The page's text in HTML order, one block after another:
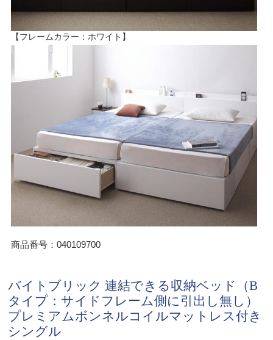
【フレームカラー：ホワイト】
商品番号：040109700
バイトブリック 連結できる収納ベッド（B
タイプ：サイドフレーム側に引出し無し）
プレミアムボンネルコイルマットレス付き
シングル